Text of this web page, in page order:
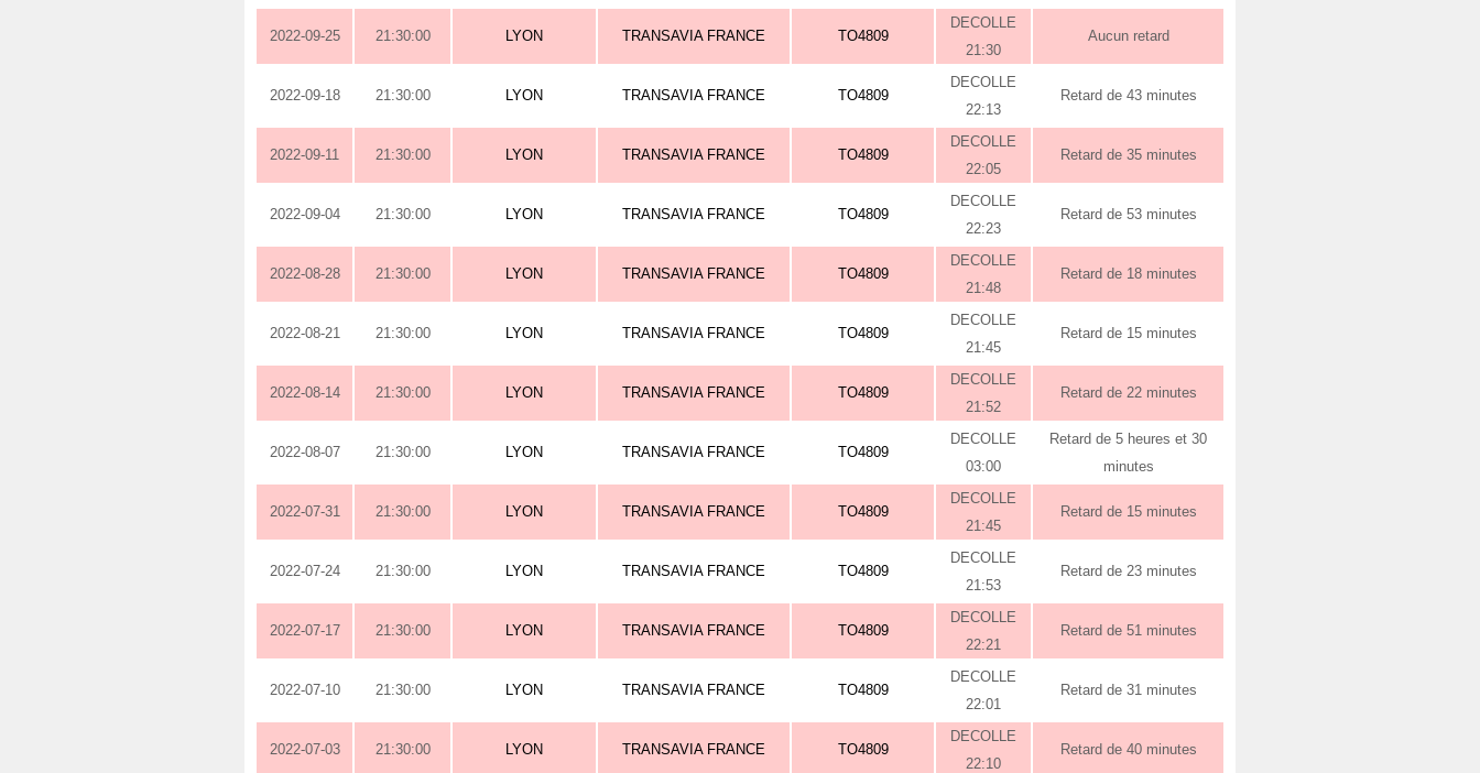
2022-09-25 21:30:00 LYON TRANSAVIA FRANCE TO4809
DECOLLE
21:30
Aucun retard
2022-09-18 21:30:00 LYON TRANSAVIA FRANCE TO4809
DECOLLE
22:13
Retard de 43 minutes
2022-09-11 21:30:00 LYON TRANSAVIA FRANCE TO4809
DECOLLE
22:05
Retard de 35 minutes
2022-09-04 21:30:00 LYON TRANSAVIA FRANCE TO4809
DECOLLE
22:23
Retard de 53 minutes
2022-08-28 21:30:00 LYON TRANSAVIA FRANCE TO4809
DECOLLE
21:48
Retard de 18 minutes
2022-08-21 21:30:00 LYON TRANSAVIA FRANCE TO4809
DECOLLE
21:45
Retard de 15 minutes
2022-08-14 21:30:00 LYON TRANSAVIA FRANCE TO4809
DECOLLE
21:52
Retard de 22 minutes
2022-08-07 21:30:00 LYON TRANSAVIA FRANCE TO4809
DECOLLE
03:00
Retard de 5 heures et 30
minutes
2022-07-31 21:30:00 LYON TRANSAVIA FRANCE TO4809
DECOLLE
21:45
Retard de 15 minutes
2022-07-24 21:30:00 LYON TRANSAVIA FRANCE TO4809
DECOLLE
21:53
Retard de 23 minutes
2022-07-17 21:30:00 LYON TRANSAVIA FRANCE TO4809
DECOLLE
22:21
Retard de 51 minutes
2022-07-10 21:30:00 LYON TRANSAVIA FRANCE TO4809
DECOLLE
22:01
Retard de 31 minutes
2022-07-03 21:30:00 LYON TRANSAVIA FRANCE TO4809
DECOLLE
22:10
Retard de 40 minutes